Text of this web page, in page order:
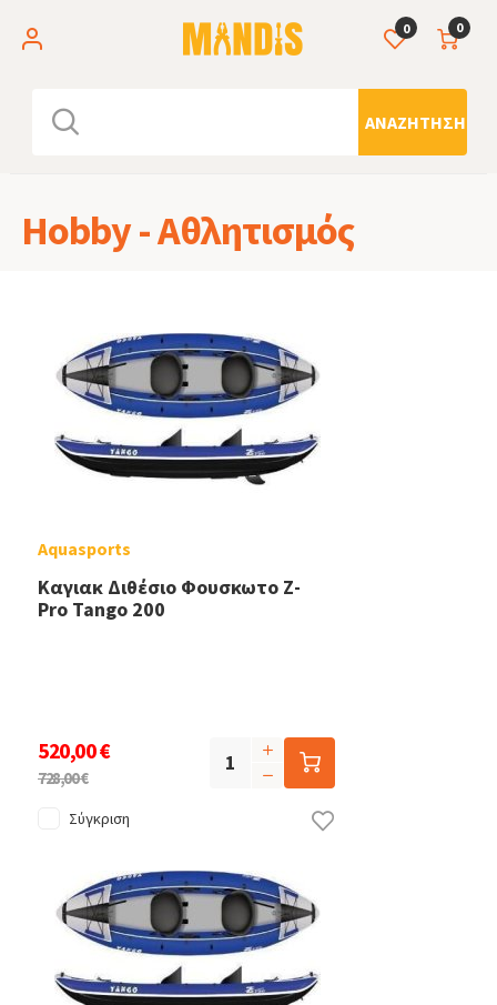
0
ΑΝΑΖΉΤΗΣΗ
0
Hobby - Αθλητισμός
Aquasports
Καγιακ Διθέσιο Φουσκωτο Z-
Pro Tango 200
520,00 €
728,00 €
Σύγκριση